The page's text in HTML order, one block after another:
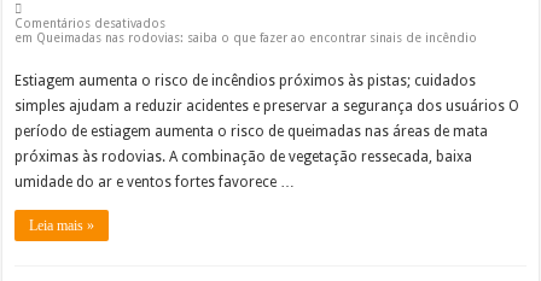
Comentários desativados
em Queimadas nas rodovias: saiba o que fazer ao encontrar sinais de incêndio
Estiagem aumenta o risco de incêndios próximos às pistas; cuidados
simples ajudam a reduzir acidentes e preservar a segurança dos usuários O
período de estiagem aumenta o risco de queimadas nas áreas de mata
próximas às rodovias. A combinação de vegetação ressecada, baixa
umidade do ar e ventos fortes favorece …
Leia mais »